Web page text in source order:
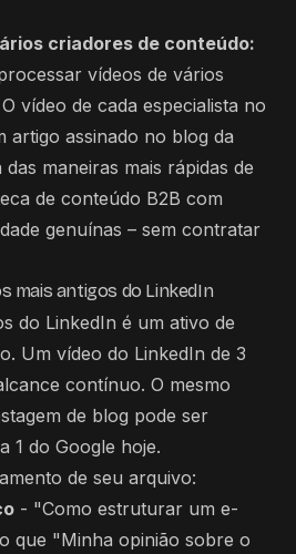
criadores de conteúdo:
vídeos de vários
vídeo de cada especialista no
artigo assinado no blog da
maneiras mais rápidas de
de conteúdo B2B com
genuínas – sem contratar
mais antigos do LinkedIn
do LinkedIn é um ativo de
Um vídeo do LinkedIn de 3
contínuo. O mesmo
de blog pode ser
1 do Google hoje.
de seu arquivo:
- "Como estruturar um e-
que "Minha opinião sobre o